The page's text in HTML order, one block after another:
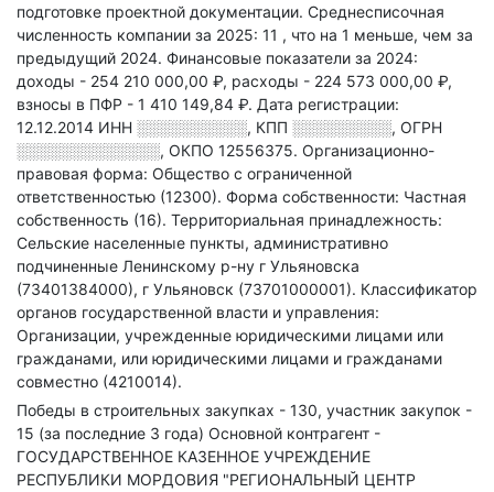
подготовке проектной документации. Среднесписочная
численность компании за 2025: 11 , что на 1 меньше, чем за
предыдущий 2024. Финансовые показатели за 2024:
доходы - 254 210 000,00 ₽, расходы - 224 573 000,00 ₽,
взносы в ПФР - 1 410 149,84 ₽. Дата регистрации:
12.12.2014 ИНН ░░░░░░░░░░, КПП ░░░░░░░░░, ОГРН
░░░░░░░░░░░░░, ОКПО 12556375. Организационно-
правовая форма: Общество с ограниченной
ответственностью (12300). Форма собственности: Частная
собственность (16). Территориальная принадлежность:
Сельские населенные пункты, административно
подчиненные Ленинскому р-ну г Ульяновска
(73401384000), г Ульяновск (73701000001). Классификатор
органов государственной власти и управления:
Организации, учрежденные юридическими лицами или
гражданами, или юридическими лицами и гражданами
совместно (4210014).
Победы в строительных закупках - 130, участник закупок -
15 (за последние 3 года) Основной контрагент -
ГОСУДАРСТВЕННОЕ КАЗЕННОЕ УЧРЕЖДЕНИЕ
РЕСПУБЛИКИ МОРДОВИЯ "РЕГИОНАЛЬНЫЙ ЦЕНТР